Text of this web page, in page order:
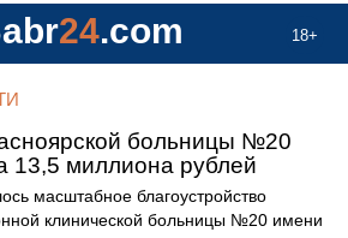
18+
24.com
больницы №20
13,5 миллиона рублей
масштабное благоустройство
клинической больницы №20 имени